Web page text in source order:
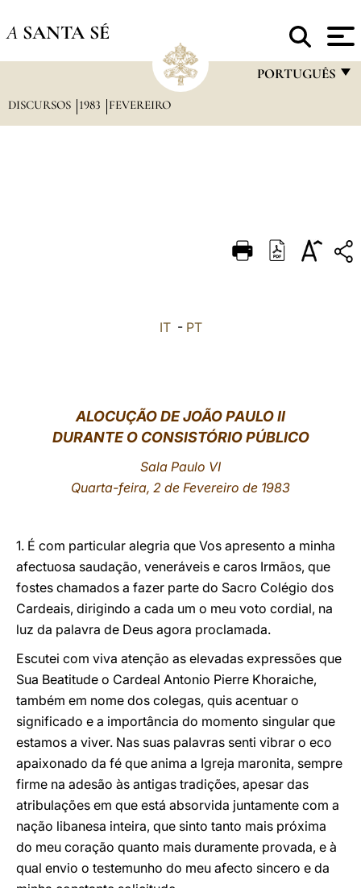
A SANTA SÉ
PORTUGUÊS
DEUTSCH
DISCURSOS 1983 FEVEREIRO
IT- PT
ALOCUÇÃO DE JOÃO PAULO II
DURANTE O CONSISTÓRIO PÚBLICO
Sala Paulo VI
Quarta-feira, 2 de Fevereiro de 1983
1. É com particular alegria que Vos apresento a minha
afectuosa saudação, veneráveis e caros Irmãos, que
fostes chamados a fazer parte do Sacro Colégio dos
Cardeais, dirigindo a cada um o meu voto cordial, na
luz da palavra de Deus agora proclamada.
Escutei com viva atenção as elevadas expressões que
Sua Beatitude o Cardeal Antonio Pierre Khoraiche,
também em nome dos colegas, quis acentuar o
significado e a importância do momento singular que
estamos a viver. Nas suas palavras senti vibrar o eco
apaixonado da fé que anima a Igreja maronita, sempre
firme na adesão às antigas tradições, apesar das
atribulações em que está absorvida juntamente com a
nação libanesa inteira, que sinto tanto mais próxima
do meu coração quanto mais duramente provada, e à
qual envio o testemunho do meu afecto sincero e da